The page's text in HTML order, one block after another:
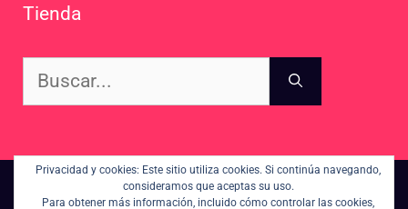
Tienda
Buscar:
Privacidad y cookies: Este sitio utiliza cookies. Si continúa navegando,
consideramos que aceptas su uso.
Para obtener más información, incluido cómo controlar las cookies,
Contacto Sitemap